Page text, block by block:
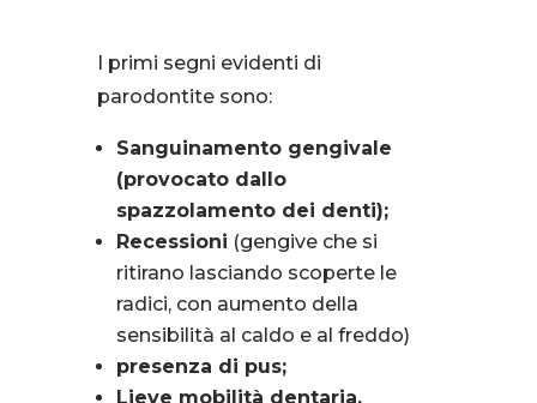
I primi segni evidenti di
parodontite sono:
Sanguinamento gengivale
(provocato dallo
spazzolamento dei denti);
Recessioni (gengive che si
ritirano lasciando scoperte le
radici, con aumento della
sensibilità al caldo e al freddo)
presenza di pus;
Lieve mobilità dentaria.